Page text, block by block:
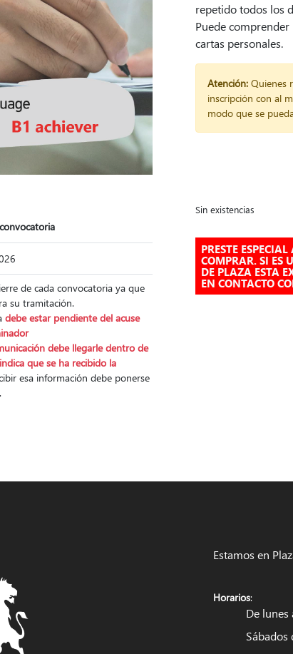
de cada convocatoria ya que
su tramitación.
debe estar pendiente del acuse
debe llegarle dentro de
que se ha recibido la
esa información debe ponerse
repetido todos los
Puede
cartas personales.
Atención:Quienes
inscripción con al
modo que se
Sin existencias
PRESTE
COMPRAR. SI ES
DE PLAZA ESTA
EN CONTACTO
Estamos en
Horarios:
De lunes
Sábados